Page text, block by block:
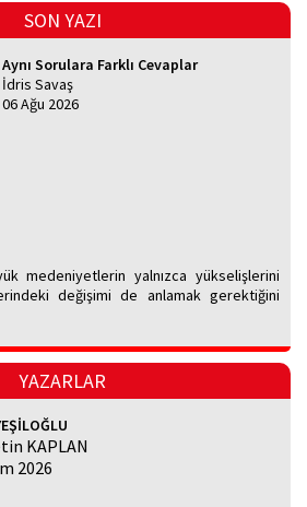
SON YAZI
Aynı Sorulara Farklı Cevaplar
İdris Savaş
06 Ağu 2026
medeniyetlerin yalnızca yükselişlerini
değişimi de anlamak gerektiğini
YAZARLAR
KAPLAN
2026